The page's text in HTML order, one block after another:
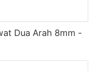
Dua Arah 8mm -